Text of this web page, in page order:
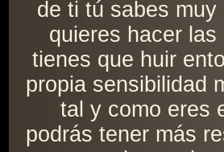
de ti tú sabes muy
quieres hacer las
tienes que huir
propia sensibilidad
tal y como eres
podrás tener más